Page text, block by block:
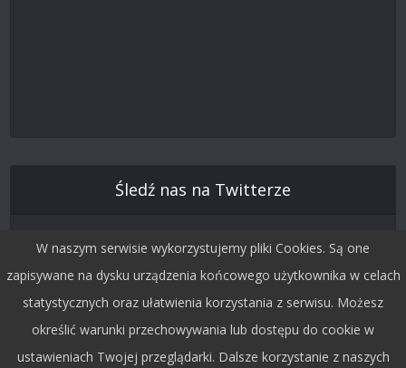
Śledź nas na Twitterze
W naszym serwisie wykorzystujemy pliki Cookies. Są one
zapisywane na dysku urządzenia końcowego użytkownika w celach
statystycznych oraz ułatwienia korzystania z serwisu. Możesz
określić warunki przechowywania lub dostępu do cookie w
ustawieniach Twojej przeglądarki. Dalsze korzystanie z naszych